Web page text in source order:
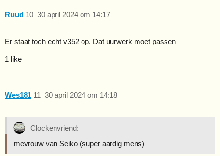
Ruud 30 april 2024 om 14:17
10
Er staat toch echt v352 op. Dat uurwerk moet passen
1 like
Wes181 30 april 2024 om 14:18
11
Clockenvriend:
mevrouw van Seiko (super aardig mens)